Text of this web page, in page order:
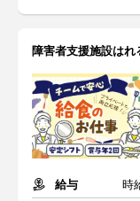
障害者支援施設は
給与